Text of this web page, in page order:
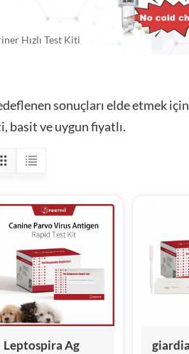
Hızlı Test Kiti
sonuçları elde etmek
basit ve uygun fiyatlı.
Leptospira Ag